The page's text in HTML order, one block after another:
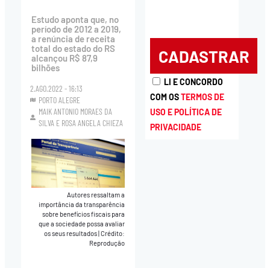
Estudo aponta que, no
período de 2012 a 2019,
a renúncia de receita
total do estado do RS
alcançou R$ 87,9
bilhões
2.AGO.2022 - 16:13
PORTO ALEGRE
MAIK ANTONIO MORAES DA
SILVA E ROSA ANGELA CHIEZA
Autores ressaltam a
importância da transparência
sobre benefícios fiscais para
que a sociedade possa avaliar
os seus resultados Crédito:
Reprodução
LI E CONCORDO
COM OSTERMOS DE
USO E POLÍTICA DE
PRIVACIDADE